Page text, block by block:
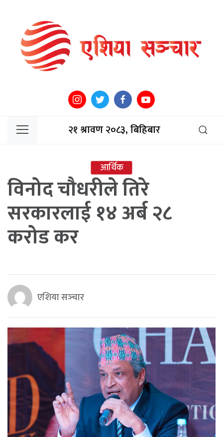
२१ श्रावण २०८३, बिहिबार
आर्थिक
विनोद चौधरीले तिरे
सरकारलाई १४ अर्ब २८
करोड कर
एशिया सञ्‍चार